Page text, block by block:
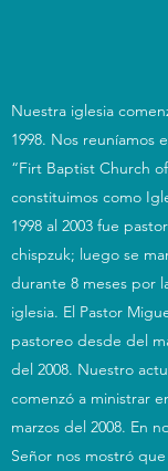
Nuestra iglesia
1998. Nos reuníamos
“Firt Baptist Church
constituimos como
1998 al 2003 fue
chispzuk; luego se
durante 8 meses por
iglesia. El Pastor
pastoreo desde del
del 2008. Nuestro
comenzó a ministrar
marzos del 2008. En
Señor nos mostró